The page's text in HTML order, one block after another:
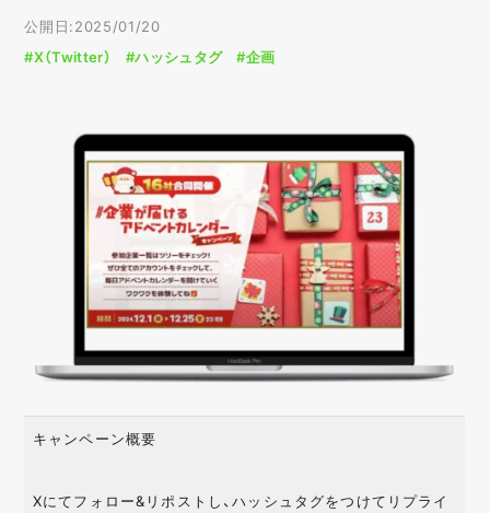
公開日:2025/01/20
#X（Twitter）
#ハッシュタグ #企画
キャンペーン概要
Xにてフォロー&リポストし、ハッシュタグをつけてリプライ